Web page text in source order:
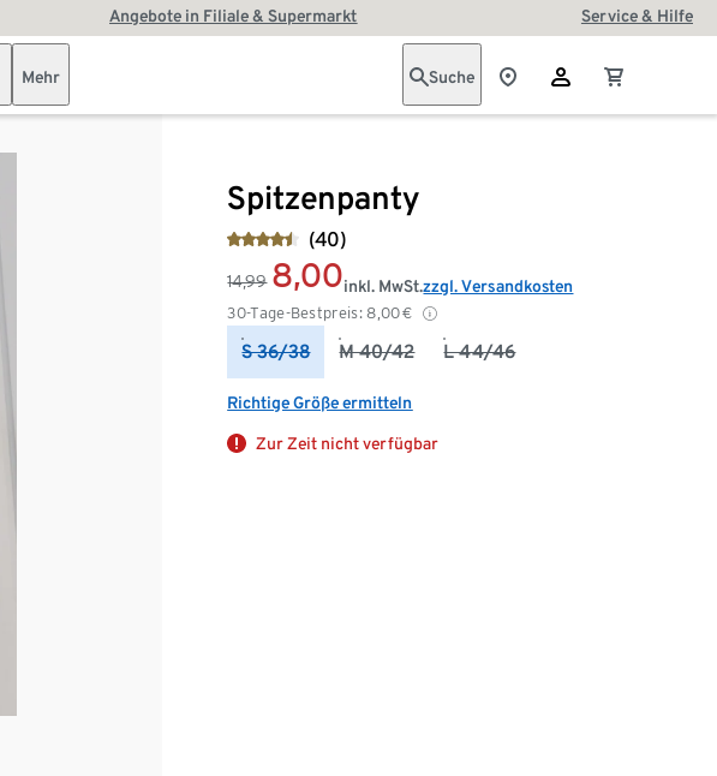
Angebote in Filiale & Supermarkt Service & Hilfe
Mehr Suche
Spitzenpanty
(40)
14,99 8,00
30-Tage-Bestpreis: 8,00€
inkl. MwSt.zzgl. Versandkosten
S 36/38 M 40/42 L 44/46
Richtige Größe ermitteln
Zur Zeit nicht verfügbar